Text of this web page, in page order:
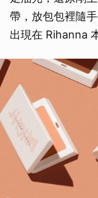
帶，放包包裡隨
出現在 Rihanna